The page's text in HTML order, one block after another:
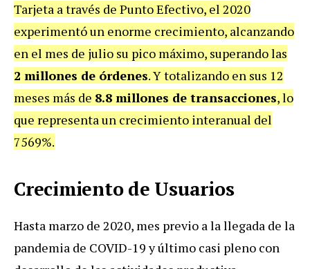
Tarjeta a través de Punto Efectivo, el 2020
experimentó un enorme crecimiento, alcanzando
en el mes de julio su pico máximo, superando las
2 millones de órdenes. Y totalizando en sus 12
meses más de 8.8 millones de transacciones, lo
que representa un crecimiento interanual del
7569%.
Crecimiento de Usuarios
Hasta marzo de 2020, mes previo a la llegada de la
pandemia de COVID-19 y último casi pleno con